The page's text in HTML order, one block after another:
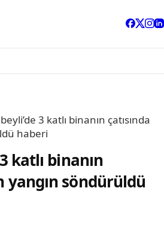
3 katlı binanın çatısında
haberi
katlı binanın
yangın söndürüldü